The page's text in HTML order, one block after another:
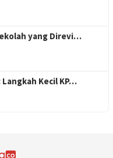
yang Direvi…
Kecil KP…